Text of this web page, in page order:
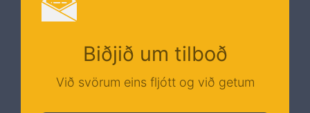
Biðjið um tilboð
Við svörum eins fljótt og við getum